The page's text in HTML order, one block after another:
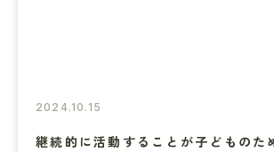
2024.10.15
継続的に活動することが子どもの